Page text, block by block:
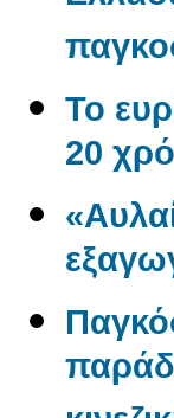
Το
20